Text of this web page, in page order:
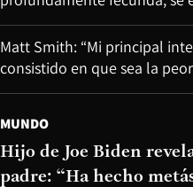
Matt Smith: “Mi principal
consistido en que sea la
MUNDO
Hijo de Joe Biden
padre: “Ha hecho